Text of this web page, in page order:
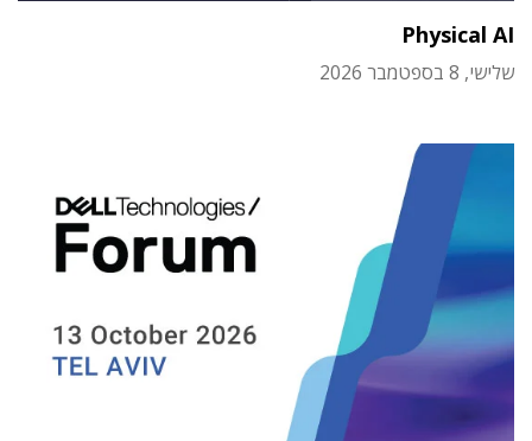
Physical AI
שלישי, 8 בספטמבר 2026